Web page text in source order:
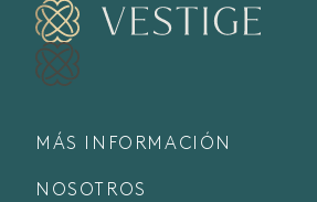
MÁS INFORMACIÓN
NOSOTROS